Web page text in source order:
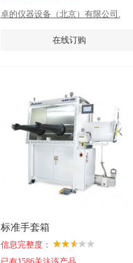
卓的仪器设备（北京）有限公司.
在线订购
标准手套箱
信息完整度：